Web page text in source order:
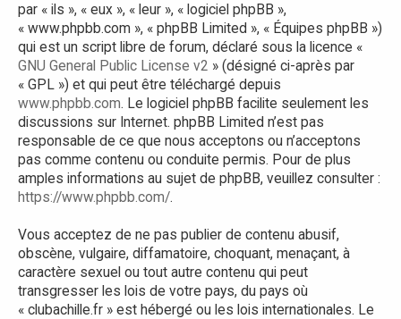
par « ils », « eux », « leur », « logiciel phpBB »,
« www.phpbb.com », « phpBB Limited », « Équipes phpBB »)
qui est un script libre de forum, déclaré sous la licence «
GNU General Public License v2 » (désigné ci-après par
« GPL ») et qui peut être téléchargé depuis
www.phpbb.com. Le logiciel phpBB facilite seulement les
discussions sur Internet. phpBB Limited n’est pas
responsable de ce que nous acceptons ou n’acceptons
pas comme contenu ou conduite permis. Pour de plus
amples informations au sujet de phpBB, veuillez consulter :
https://www.phpbb.com/.
Vous acceptez de ne pas publier de contenu abusif,
obscène, vulgaire, diffamatoire, choquant, menaçant, à
caractère sexuel ou tout autre contenu qui peut
transgresser les lois de votre pays, du pays où
« clubachille.fr » est hébergé ou les lois internationales. Le